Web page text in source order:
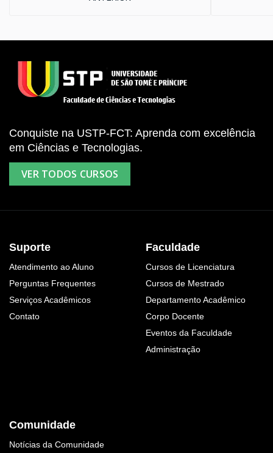
Conquiste na USTP-FCT: Aprenda com excelência
em Ciências e Tecnologias.
VER TODOS CURSOS
Suporte
Atendimento ao Aluno
Perguntas Frequentes
Serviços Acadêmicos
Contato
Faculdade
Cursos de Licenciatura
Cursos de Mestrado
Departamento Acadêmico
Corpo Docente
Eventos da Faculdade
Administração
Comunidade
Notícias da Comunidade